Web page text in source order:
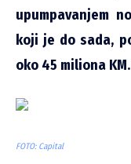
upumpavanjem
koji je do sada,
oko 45 miliona KM.
FOTO: Capital